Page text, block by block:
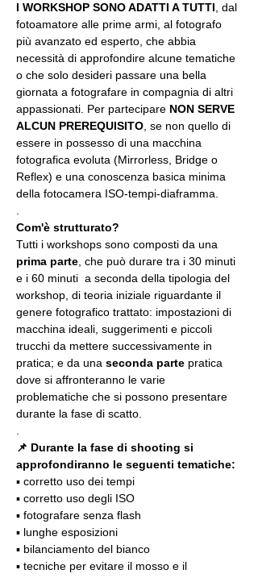
I WORKSHOP SONO ADATTI A TUTTI , dal
fotoamatore alle prime armi, al fotografo
più avanzato ed esperto, che abbia
necessità di approfondire alcune tematiche
o che solo desideri passare una bella
giornata a fotografare in compagnia di altri
appassionati. Per partecipare NON SERVE
ALCUN PREREQUISITO , se non quello di
essere in possesso di una macchina
fotografica evoluta (Mirrorless, Bridge o
Reflex) e una conoscenza basica minima
della fotocamera ISO-tempi-diaframma.
Com'è strutturato?
Tutti i workshops sono composti da una
prima parte , che può durare tra i 30 minuti
e i 60 minuti  a seconda della tipologia del
workshop, di teoria iniziale riguardante il
genere fotografico trattato: impostazioni di
macchina ideali, suggerimenti e piccoli
trucchi da mettere successivamente in
pratica; e da una seconda parte pratica
dove si affronteranno le varie
problematiche che si possono presentare
durante la fase di scatto.
📌 Durante la fase di shooting si
approfondiranno le seguenti tematiche:
▪️ corretto uso dei tempi
▪️ corretto uso degli ISO
▪️ fotografare senza flash
▪️ lunghe esposizioni
▪️ bilanciamento del bianco
▪️ tecniche per evitare il mosso e il